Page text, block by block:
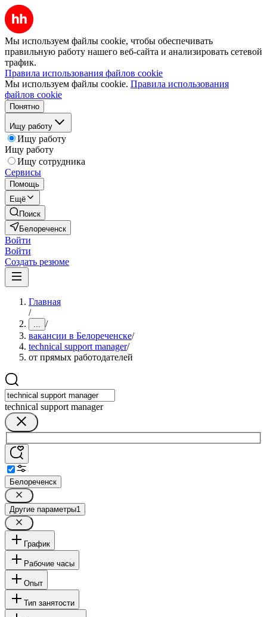
Мы используем файлы cookie, чтобы обеспечивать
правильную работу нашего веб-сайта и анализировать сетевой
трафик.
Правила использования файлов cookie
Мы используем файлы cookie. Правила использования
файлов cookie
Понятно
Ищу работу
Ищу работу
Ищу работу
Ищу сотрудника
Сервисы
Помощь
Ещё
Поиск
Белореченск
Войти
Войти
Создать резюме
Главная
/
... /
вакансии в Белореченске/
technical support manager/
от прямых работодателей
technical support manager
Белореченск
Другие параметры1
График
Рабочие часы
Опыт
Тип занятости